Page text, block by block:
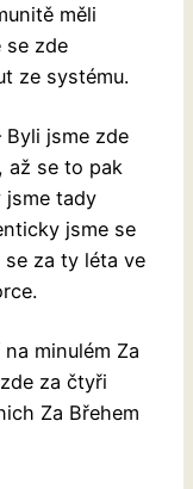
měli
se zde
ze systému.
Byli jsme zde
až se to pak
jsme tady
jsme se
se za ty léta ve
minulém Za
za čtyři
Za Břehem